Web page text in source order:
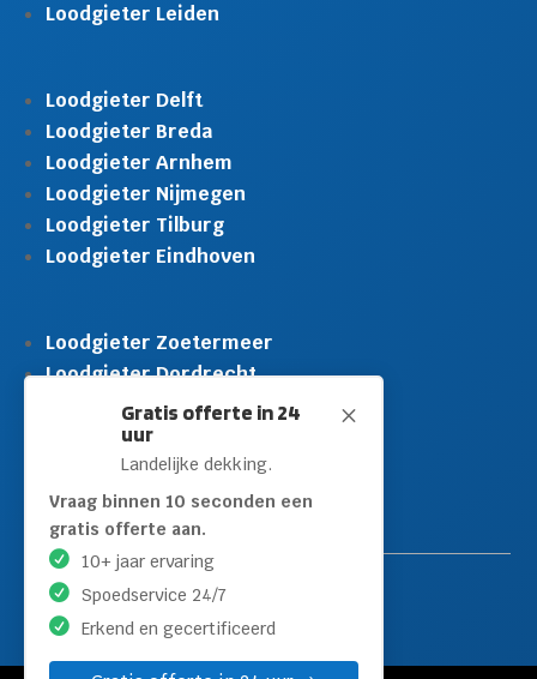
M
Gratis offerte in 24
uur
Landelijke dekking.
Vraag binnen 10 seconden een
gratis offerte aan.
10+ jaar ervaring
Spoedservice 24/7
Erkend en gecertificeerd
Loodgieter Leiden
Loodgieter Delft
Loodgieter Breda
Loodgieter Arnhem
Loodgieter Nijmegen
Loodgieter Tilburg
Loodgieter Eindhoven
Loodgieter Zoetermeer
Loodgieter Dordrecht
Loodgieter Rijswijk
Loodgieter Schiedam
Loodgieter Leidschendam
Loodgieter Hilversum